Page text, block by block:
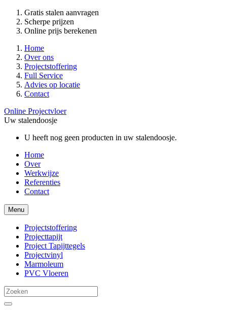
Gratis stalen aanvragen
Scherpe prijzen
Online prijs berekenen
Home
Over ons
Projectstoffering
Full Service
Advies op locatie
Contact
Online Projectvloer
Uw stalendoosje
U heeft nog geen producten in uw stalendoosje.
Home
Over
Werkwijze
Referenties
Contact
Menu
Projectstoffering
Projecttapijt
Project Tapijttegels
Projectvinyl
Marmoleum
PVC Vloeren